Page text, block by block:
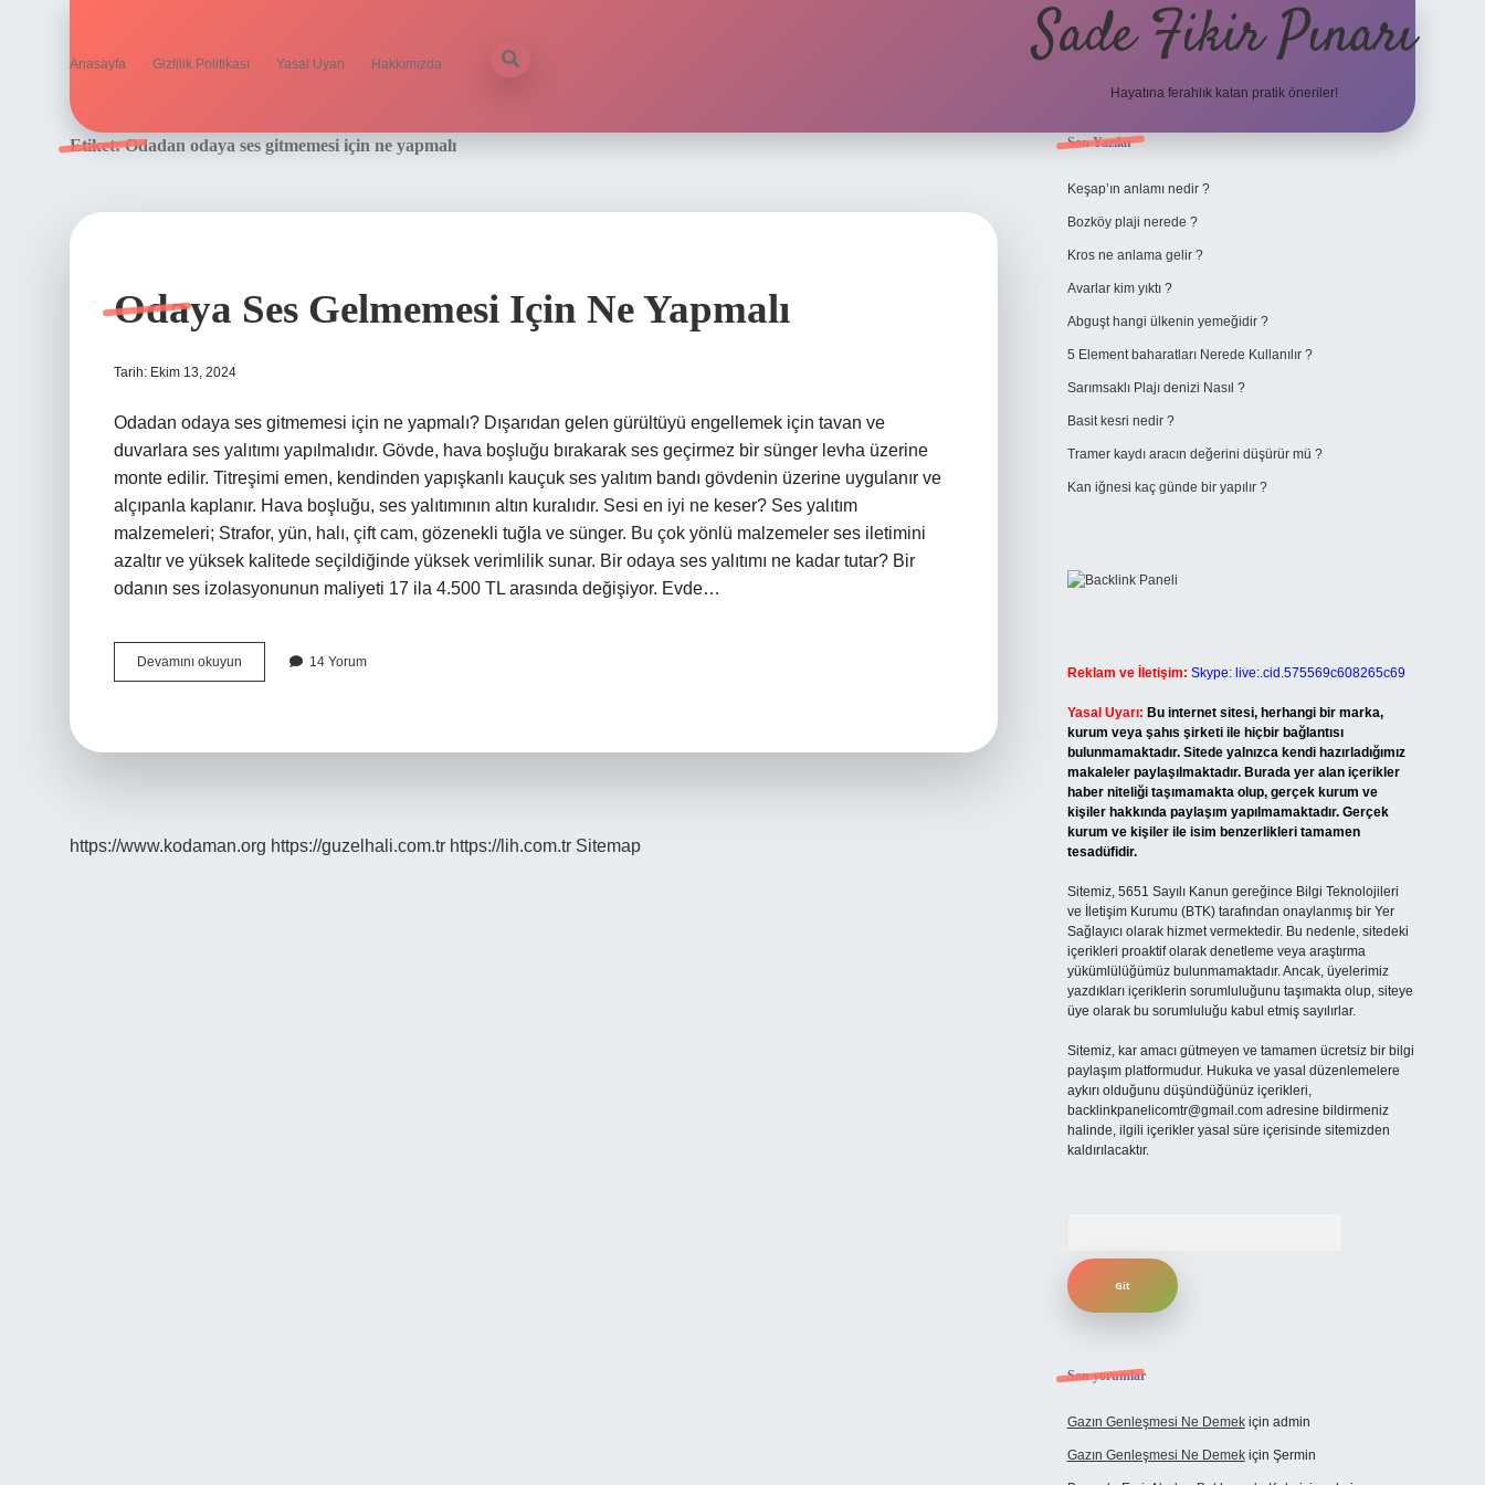
Anasayfa Gizlilik Politikası Yasal Uyarı Hakkımızda Sade Fikir Pınarı
Hayatına ferahlık katan pratik öneriler!
Etiket:Odadan odaya ses gitmemesi için ne yapmalı
Odaya Ses Gelmemesi Için Ne Yapmalı
Tarih: Ekim 13, 2024
Odadan odaya ses gitmemesi için ne yapmalı? Dışarıdan gelen gürültüyü engellemek için tavan ve
duvarlara ses yalıtımı yapılmalıdır. Gövde, hava boşluğu bırakarak ses geçirmez bir sünger levha üzerine
monte edilir. Titreşimi emen, kendinden yapışkanlı kauçuk ses yalıtım bandı gövdenin üzerine uygulanır ve
alçıpanla kaplanır. Hava boşluğu, ses yalıtımının altın kuralıdır. Sesi en iyi ne keser? Ses yalıtım
malzemeleri; Strafor, yün, halı, çift cam, gözenekli tuğla ve sünger. Bu çok yönlü malzemeler ses iletimini
azaltır ve yüksek kalitede seçildiğinde yüksek verimlilik sunar. Bir odaya ses yalıtımı ne kadar tutar? Bir
odanın ses izolasyonunun maliyeti 17 ila 4.500 TL arasında değişiyor. Evde…
Devamını okuyun
Ses
14 Yorum
https://www.kodaman.org https://guzelhali.com.tr https://lih.com.tr Sitemap
Sidebar
Son Yazılar
Keşap’ın anlamı nedir ?
Bozköy plaji nerede ?
Kros ne anlama gelir ?
Avarlar kim yıktı ?
Abguşt hangi ülkenin yemeğidir ?
5 Element baharatları Nerede Kullanılır ?
Sarımsaklı Plajı denizi Nasıl ?
Basit kesri nedir ?
Tramer kaydı aracın değerini düşürür mü ?
Kan iğnesi kaç günde bir yapılır ?
Reklam ve İletişim: Skype: live:.cid.575569c608265c69
Yasal Uyarı: Bu internet sitesi, herhangi bir marka,
kurum veya şahıs şirketi ile hiçbir bağlantısı
bulunmamaktadır. Sitede yalnızca kendi hazırladığımız
makaleler paylaşılmaktadır. Burada yer alan içerikler
haber niteliği taşımamakta olup, gerçek kurum ve
kişiler hakkında paylaşım yapılmamaktadır. Gerçek
kurum ve kişiler ile isim benzerlikleri tamamen
tesadüfidir.
Sitemiz, 5651 Sayılı Kanun gereğince Bilgi Teknolojileri
ve İletişim Kurumu (BTK) tarafından onaylanmış bir Yer
Sağlayıcı olarak hizmet vermektedir. Bu nedenle, sitedeki
içerikleri proaktif olarak denetleme veya araştırma
yükümlülüğümüz bulunmamaktadır. Ancak, üyelerimiz
yazdıkları içeriklerin sorumluluğunu taşımakta olup, siteye
üye olarak bu sorumluluğu kabul etmiş sayılırlar.
Sitemiz, kar amacı gütmeyen ve tamamen ücretsiz bir bilgi
paylaşım platformudur. Hukuka ve yasal düzenlemelere
aykırı olduğunu düşündüğünüz içerikleri,
backlinkpanelicomtr@gmail.comadresine bildirmeniz
halinde, ilgili içerikler yasal süre içerisinde sitemizden
kaldırılacaktır.
Son yorumlar
Gazın Genleşmesi Ne Demekiçin admin
Gazın Genleşmesi Ne Demekiçin Şermin